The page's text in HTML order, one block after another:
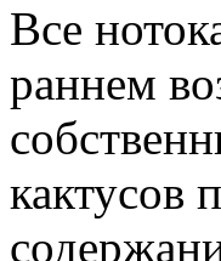
Все
раннем
кактусов